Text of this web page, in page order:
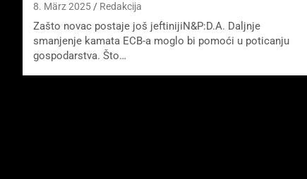
8. März 2025 Redakcija
Zašto novac postaje još jeftinijiN&P:D.A. Daljnje
smanjenje kamata ECB-a moglo bi pomoći u poticanju
gospodarstva. Što…